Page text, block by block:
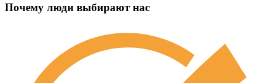
Почему люди выбирают нас